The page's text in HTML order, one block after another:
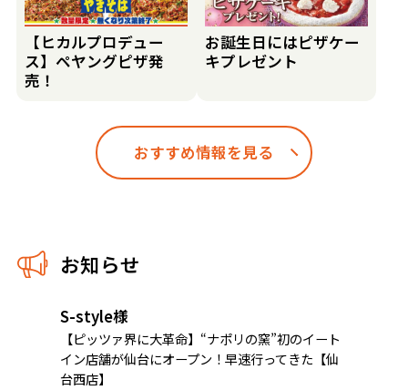
【ヒカルプロデュー
ス】ペヤングピザ発
売！
お誕生日にはピザケー
キプレゼント
おすすめ情報を見る
お知らせ
S-style様
【ピッツァ界に大革命】“ナポリの窯”初のイート
イン店舗が仙台にオープン！早速行ってきた【仙
台西店】